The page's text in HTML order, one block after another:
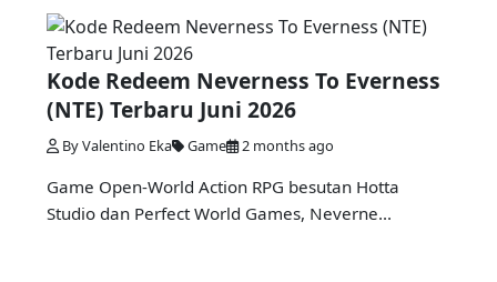
Kode Redeem Neverness To Everness
(NTE) Terbaru Juni 2026
By Valentino Eka Game 2 months ago
Game Open-World Action RPG besutan Hotta
Studio dan Perfect World Games, Neverne...